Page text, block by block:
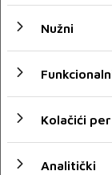
U novom broju
Nužni
Kolačići
Analitički